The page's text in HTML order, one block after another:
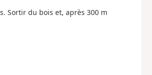
Sortir du bois et, après 300 m